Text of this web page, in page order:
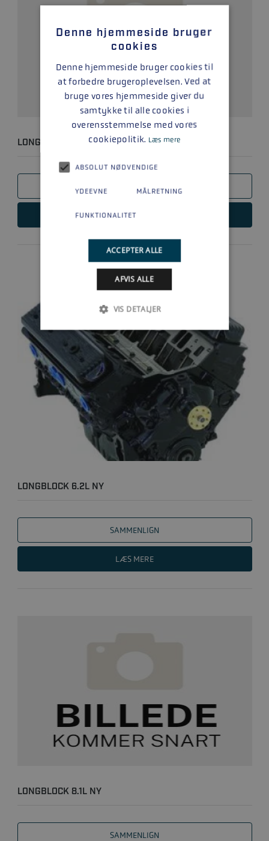
LONGBLOCK 6.2L NY
SAMMENLIGN
LÆS MERE
LONGBLOCK 6.2L NY
SAMMENLIGN
LÆS MERE
LONGBLOCK 8.1L NY
SAMMENLIGN
Denne hjemmeside bruger
cookies
Denne hjemmeside bruger cookies til
at forbedre brugeroplevelsen. Ved at
bruge vores hjemmeside giver du
samtykke til alle cookies i
overensstemmelse med vores
cookiepolitik. Læs mere
ABSOLUT NØDVENDIGE
YDEEVNE MÅLRETNING
FUNKTIONALITET
ACCEPTER ALLE
AFVIS ALLE
VIS DETALJER